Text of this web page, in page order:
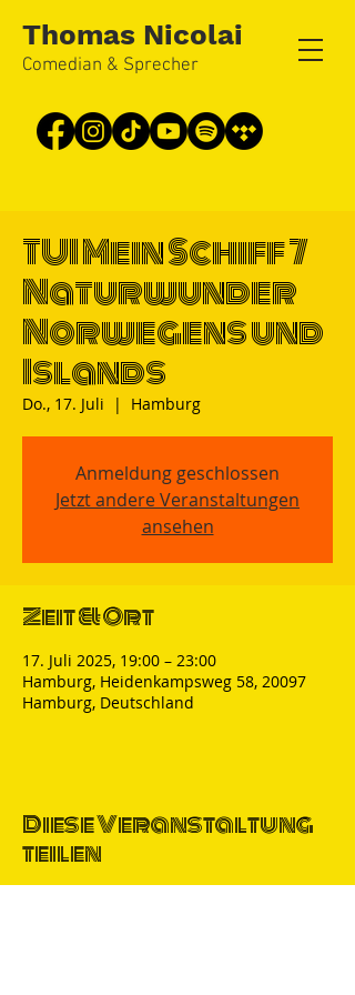
Thomas Nicolai
Comedian & Sprecher
TUI Mein Schiff 7
Naturwunder
Norwegens und
Islands
Do., 17. Juli
  |
Hamburg
Anmeldung geschlossen
Jetzt andere Veranstaltungen
ansehen
Zeit & Ort
17. Juli 2025, 19:00 – 23:00
Hamburg, Heidenkampsweg 58, 20097
Hamburg, Deutschland
Diese Veranstaltung
teilen